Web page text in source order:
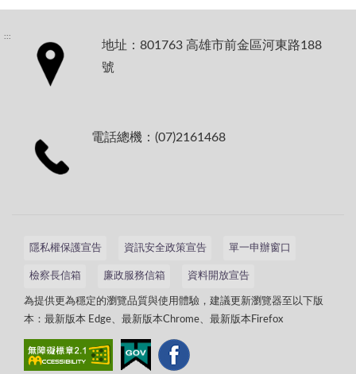
:::
地址：801763 高雄市前金區河東路188
號
電話總機：(07)2161468
隱私權保護宣告 資訊安全政策宣告 單一申辦窗口
檢察長信箱 廉政服務信箱 資料開放宣告
為提供更為穩定的瀏覽品質與使用體驗，建議更新瀏覽器至以下版
本：最新版本 Edge、最新版本Chrome、最新版本Firefox